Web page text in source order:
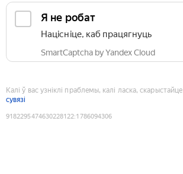
Я не робат
Націсніце, каб працягнуць
SmartCaptcha by Yandex Cloud
Калі ў вас узніклі праблемы, калі ласка, скарыстайце
сувязі
9182295474630228122:1786094306